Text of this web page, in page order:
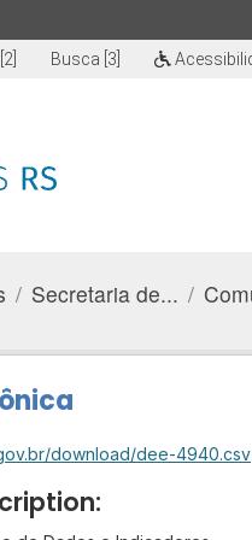
Busca [3]
Secretaria de...
download/dee-4940.csv